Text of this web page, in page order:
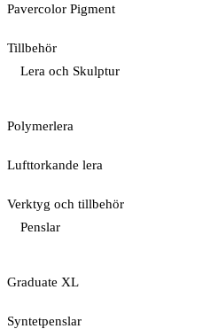
Pavercolor Pigment
Tillbehör
Lera och Skulptur
Polymerlera
Lufttorkande lera
Verktyg och tillbehör
Penslar
Graduate XL
Syntetpenslar